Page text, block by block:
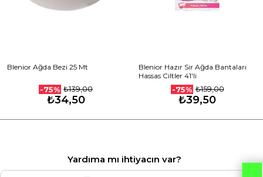
Blenior Ağda Bezi 25 Mt
-75% ₺139,00
₺34,50
Blenior Hazır Sir Ağda Bantaları
Hassas Ciltler 41'li
-75% ₺159,00
₺39,50
Yardıma mı ihtiyacın var?